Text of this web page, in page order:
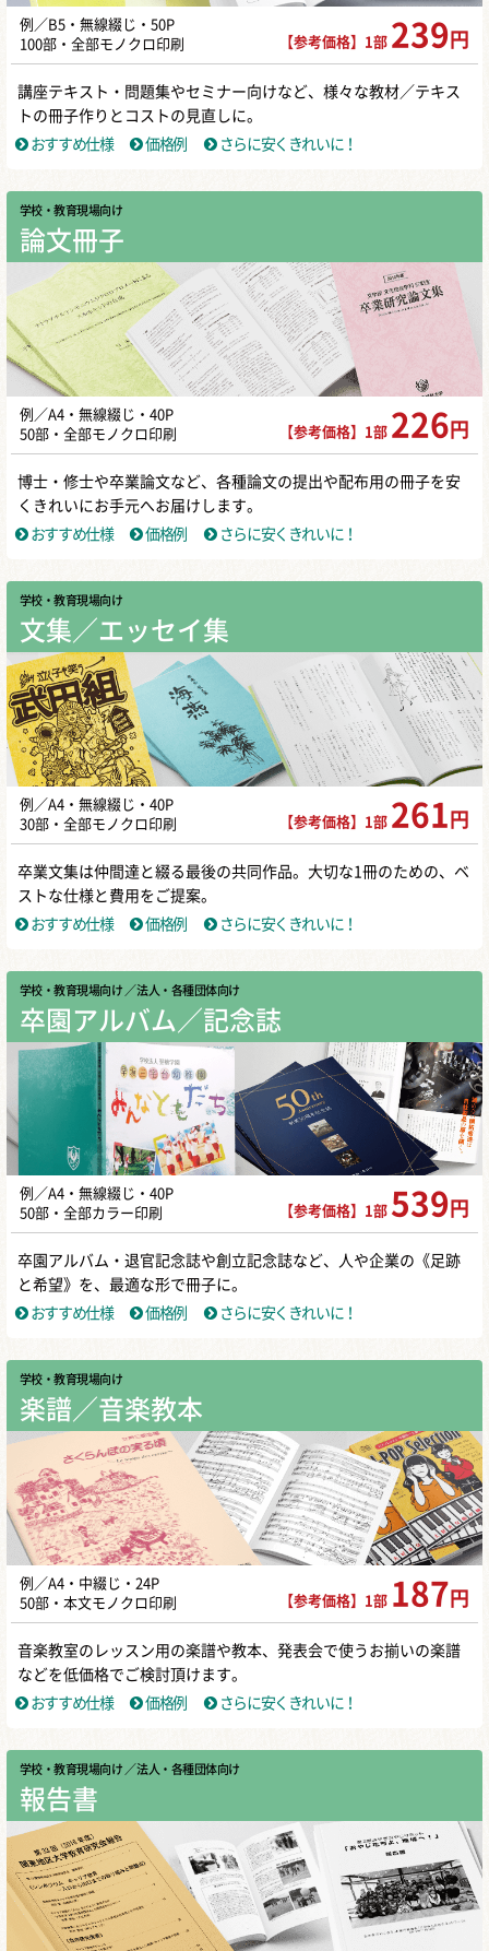
例／B5・無線綴じ・50P
100部・全部モノクロ印刷
【参考価格】1部 239 円
講座テキスト・問題集やセミナー向けなど、様々な教材／テキス
トの冊子作りとコストの見直しに。
おすすめ仕様
価格例 さらに安くきれいに！
学校・教育現場向け
論文冊子
例／A4・無線綴じ・40P
50部・全部モノクロ印刷
【参考価格】1部 226 円
博士・修士や卒業論文など、各種論文の提出や配布用の冊子を安
くきれいにお手元へお届けします。
おすすめ仕様
価格例 さらに安くきれいに！
学校・教育現場向け
文集／エッセイ集
例／A4・無線綴じ・40P
30部・全部モノクロ印刷
【参考価格】1部 261 円
卒業文集は仲間達と綴る最後の共同作品。大切な1冊のための、ベ
ストな仕様と費用をご提案。
おすすめ仕様
価格例 さらに安くきれいに！
学校・教育現場向け ／ 法人・各種団体向け
卒園アルバム／記念誌
例／A4・無線綴じ・40P
50部・全部カラー印刷
【参考価格】1部 539 円
卒園アルバム・退官記念誌や創立記念誌など、人や企業の《足跡
と希望》を、最適な形で冊子に。
おすすめ仕様
価格例 さらに安くきれいに！
学校・教育現場向け
楽譜／音楽教本
例／A4・中綴じ・24P
50部・本文モノクロ印刷
【参考価格】1部 187 円
音楽教室のレッスン用の楽譜や教本、発表会で使うお揃いの楽譜
などを低価格でご検討頂けます。
おすすめ仕様
価格例 さらに安くきれいに！
学校・教育現場向け ／ 法人・各種団体向け
報告書